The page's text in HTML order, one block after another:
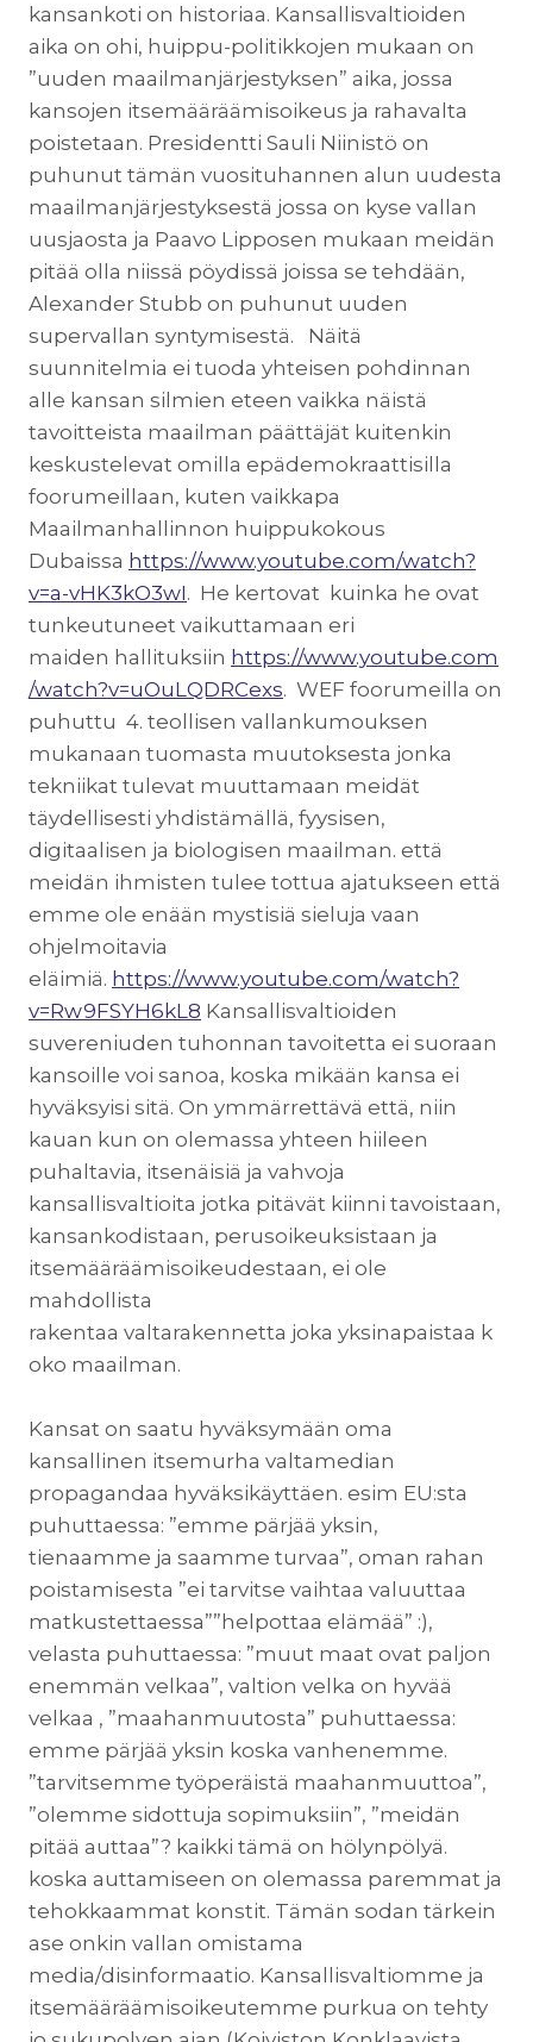
kansankoti on historiaa. Kansallisvaltioiden
aika on ohi, huippu-politikkojen mukaan on
”uuden maailmanjärjestyksen” aika, jossa
kansojen itsemääräämisoikeus ja rahavalta
poistetaan. Presidentti Sauli Niinistö on
puhunut tämän vuosituhannen alun uudesta
maailmanjärjestyksestä jossa on kyse vallan
uusjaosta ja Paavo Lipposen mukaan meidän
pitää olla niissä pöydissä joissa se tehdään,
Alexander Stubb on puhunut uuden
supervallan syntymisestä. Näitä
suunnitelmia ei tuoda yhteisen pohdinnan
alle kansan silmien eteen vaikka näistä
tavoitteista maailman päättäjät kuitenkin
keskustelevat omilla epädemokraattisilla
foorumeillaan, kuten vaikkapa
Maailmanhallinnon huippukokous
Dubaissa https://www.youtube.com/watch?
v=a-vHK3kO3wI. He kertovat kuinka he ovat
tunkeutuneet vaikuttamaan eri
maiden hallituksiin https://www.youtube.com
/watch?v=uOuLQDRCexs. WEF foorumeilla on
puhuttu 4. teollisen vallankumouksen
mukanaan tuomasta muutoksesta jonka
tekniikat tulevat muuttamaan meidät
täydellisesti yhdistämällä, fyysisen,
digitaalisen ja biologisen maailman. että
meidän ihmisten tulee tottua ajatukseen että
emme ole enään mystisiä sieluja vaan
ohjelmoitavia
eläimiä. https://www.youtube.com/watch?
v=Rw9FSYH6kL8 Kansallisvaltioiden
suvereniuden tuhonnan tavoitetta ei suoraan
kansoille voi sanoa, koska mikään kansa ei
hyväksyisi sitä. On ymmärrettävä että, niin
kauan kun on olemassa yhteen hiileen
puhaltavia, itsenäisiä ja vahvoja
kansallisvaltioita jotka pitävät kiinni tavoistaan,
kansankodistaan, perusoikeuksistaan ja
itsemääräämisoikeudestaan, ei ole
mahdollista
rakentaa valtarakennetta joka yksinapaistaa k
oko maailman.
Kansat on saatu hyväksymään oma
kansallinen itsemurha valtamedian
propagandaa hyväksikäyttäen. esim EU:sta
puhuttaessa: ”emme pärjää yksin,
tienaamme ja saamme turvaa”, oman rahan
poistamisesta ”ei tarvitse vaihtaa valuuttaa
matkustettaessa””helpottaa elämää” :),
velasta puhuttaessa: ”muut maat ovat paljon
enemmän velkaa”, valtion velka on hyvää
velkaa , ”maahanmuutosta” puhuttaessa:
emme pärjää yksin koska vanhenemme.
”tarvitsemme työperäistä maahanmuuttoa”,
”olemme sidottuja sopimuksiin”, ”meidän
pitää auttaa”? kaikki tämä on hölynpölyä.
koska auttamiseen on olemassa paremmat ja
tehokkaammat konstit. Tämän sodan tärkein
ase onkin vallan omistama
media/disinformaatio. Kansallisvaltiomme ja
itsemääräämisoikeutemme purkua on tehty